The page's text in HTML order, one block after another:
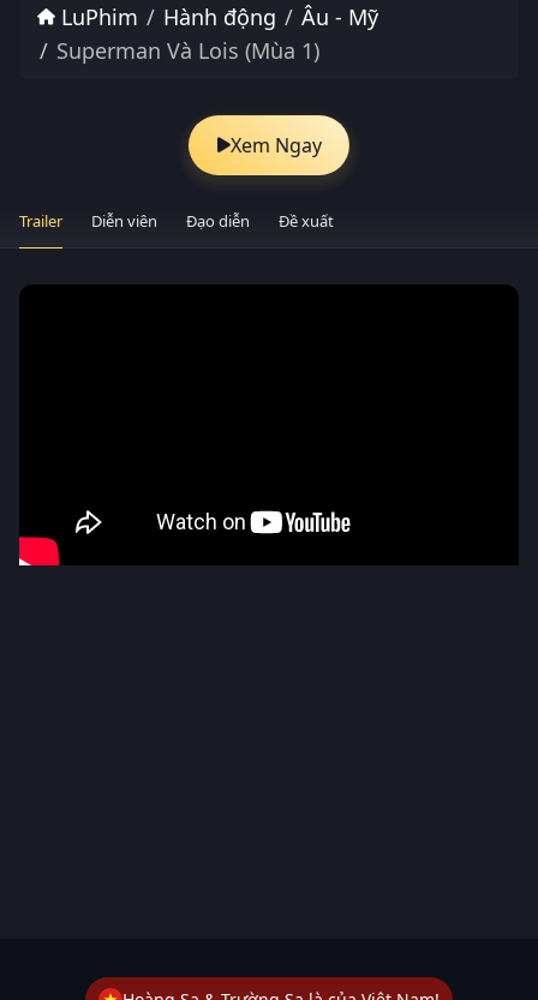
LuPhim Hành động
Âu - Mỹ
Superman Và Lois (Mùa 1)
Xem Ngay
Trailer Diễn viên Đạo diễn Đề xuất